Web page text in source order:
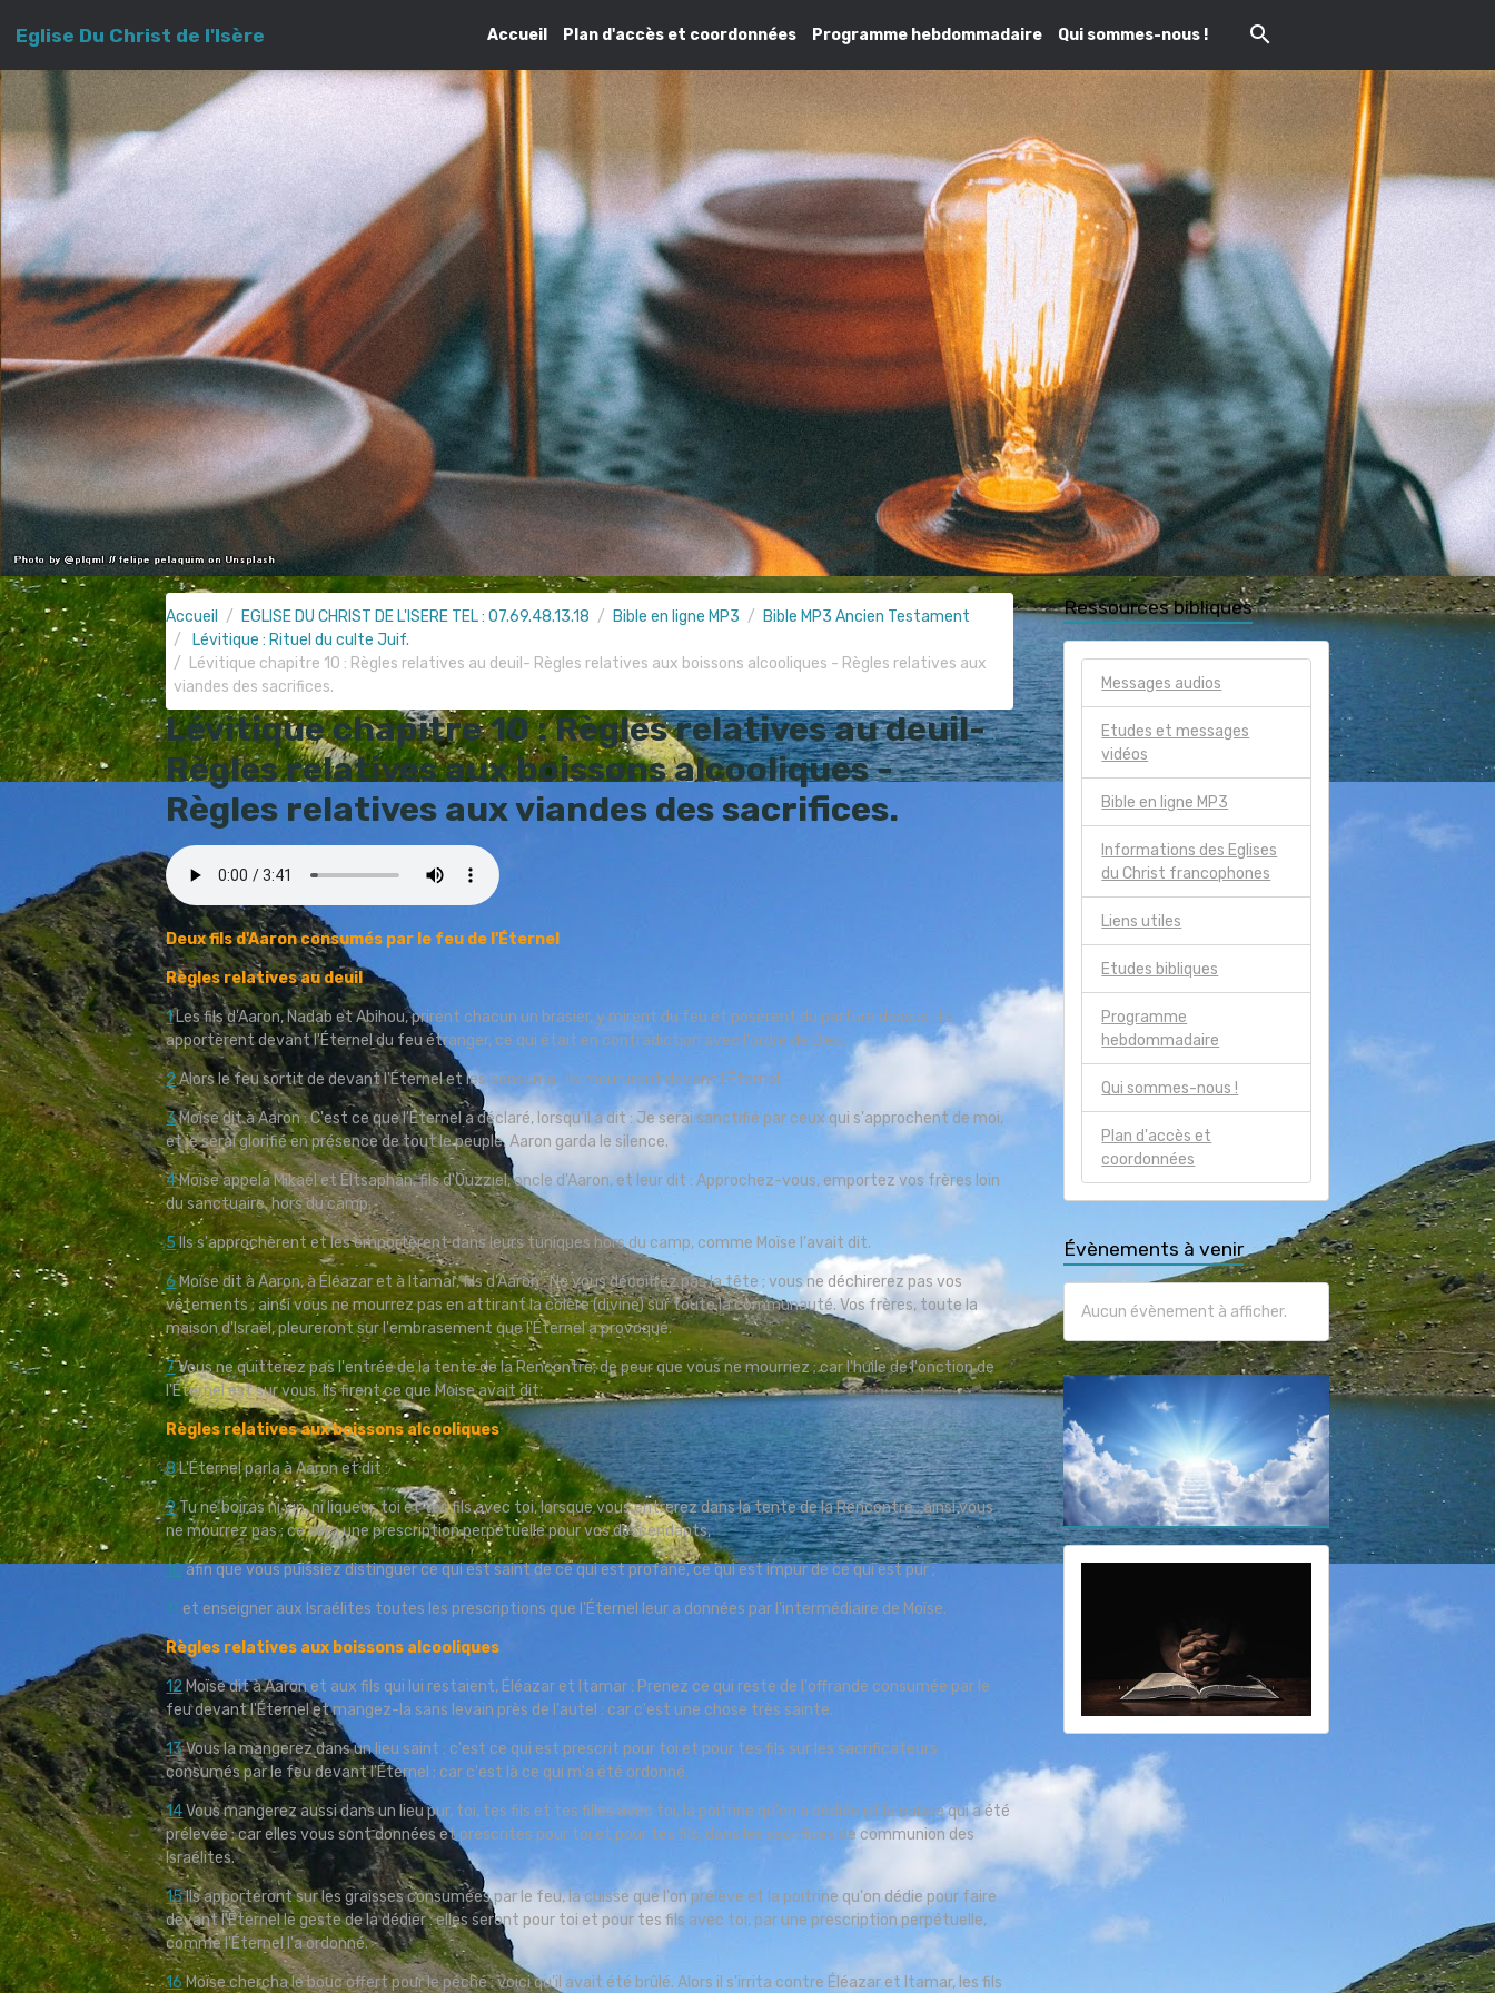
Eglise Du Christ de l'Isère Accueil Plan d'accès et coordonnées Programme hebdommadaire Qui sommes-nous !
Accueil EGLISE DU CHRIST DE L'ISERE TEL : 07.69.48.13.18 Bible en ligne MP3
Bible MP3 Ancien Testament
Lévitique : Rituel du culte Juif.
Lévitique chapitre 10 : Règles relatives au deuil- Règles relatives aux boissons alcooliques - Règles relatives aux
viandes des sacrifices.
Lévitique chapitre 10 : Règles relatives au deuil-
Règles relatives aux boissons alcooliques -
Règles relatives aux viandes des sacrifices.
Deux fils d'Aaron consumés par le feu de l'Éternel
Règles relatives au deuil
1Les fils d'Aaron, Nadab et Abihou, prirent chacun un brasier, y mirent du feu et posèrent du parfum dessus ; ils
apportèrent devant l'Éternel du feu étranger, ce qui était en contradiction avec l'ordre de Dieu.
2Alors le feu sortit de devant l'Éternel et les consuma : ils moururent devant l'Éternel.
3Moïse dit à Aaron : C'est ce que l'Éternel a déclaré, lorsqu'il a dit : Je serai sanctifié par ceux qui s'approchent de moi,
et je serai glorifié en présence de tout le peuple. Aaron garda le silence.
4Moïse appela Mikaël et Éltsaphân, fils d'Ouzziel, oncle d'Aaron, et leur dit : Approchez-vous, emportez vos frères loin
du sanctuaire, hors du camp.
5Ils s'approchèrent et les emportèrent dans leurs tuniques hors du camp, comme Moïse l'avait dit.
6Moïse dit à Aaron, à Éléazar et à Itamar, fils d'Aaron : Ne vous décoiffez pas la tête ; vous ne déchirerez pas vos
vêtements ; ainsi vous ne mourrez pas en attirant la colère (divine) sur toute la communauté. Vos frères, toute la
maison d'Israël, pleureront sur l'embrasement que l'Éternel a provoqué.
7Vous ne quitterez pas l'entrée de la tente de la Rencontre, de peur que vous ne mourriez ; car l'huile de l'onction de
l'Éternel est sur vous. Ils firent ce que Moïse avait dit.
Règles relatives aux boissons alcooliques
8L'Éternel parla à Aaron et dit :
9Tu ne boiras ni vin, ni liqueur, toi et tes fils avec toi, lorsque vous entrerez dans la tente de la Rencontre ; ainsi vous
ne mourrez pas ; ce sera une prescription perpétuelle pour vos descendants,
10afin que vous puissiez distinguer ce qui est saint de ce qui est profane, ce qui est impur de ce qui est pur ;
11 et enseigner aux Israélites toutes les prescriptions que l'Éternel leur a données par l'intermédiaire de Moïse.
Règles relatives aux boissons alcooliques
12 Moïse dit à Aaron et aux fils qui lui restaient, Éléazar et Itamar : Prenez ce qui reste de l'offrande consumée par le
feu devant l'Éternel et mangez-la sans levain près de l'autel : car c'est une chose très sainte.
13Vous la mangerez dans un lieu saint : c'est ce qui est prescrit pour toi et pour tes fils sur les sacrificateurs
consumés par le feu devant l'Éternel ; car c'est là ce qui m'a été ordonné.
14Vous mangerez aussi dans un lieu pur, toi, tes fils et tes filles avec toi, la poitrine qu'on a dédiée et la cuisse qui a été
prélevée ; car elles vous sont données et prescrites pour toi et pour tes fils, dans les sacrifices de communion des
Israélites.
15Ils apporteront sur les graisses consumées par le feu, la cuisse que l'on prélève et la poitrine qu'on dédie pour faire
devant l'Éternel le geste de la dédier : elles seront pour toi et pour tes fils avec toi, par une prescription perpétuelle,
comme l'Éternel l'a ordonné.
16Moïse chercha le bouc offert pour le péché ; voici qu'il avait été brûlé. Alors il s'irrita contre Éléazar et Itamar, les fils
Ressources bibliques
Messages audios
Etudes et messages
vidéos
Bible en ligne MP3
Informations des Eglises
du Christ francophones
Liens utiles
Etudes bibliques
Programme
hebdommadaire
Qui sommes-nous !
Plan d'accès et
coordonnées
Évènements à venir
Aucun évènement à afficher.